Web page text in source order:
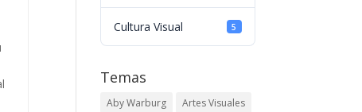
Cultura Visual 5
Temas
Aby Warburg
Artes Visuales